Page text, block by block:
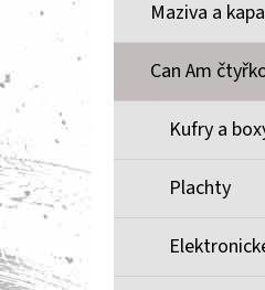
Maziva a
Can Am
Kufry a
Plachty
BRZDOVÉ
1 100 Kč